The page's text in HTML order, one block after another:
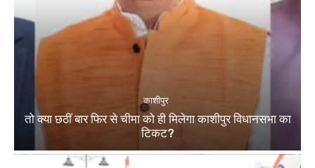
काशीपुर
तो क्या छठीं बार फिर से चीमा को ही मिलेगा काशीपुर विधानसभा का
टिकट?